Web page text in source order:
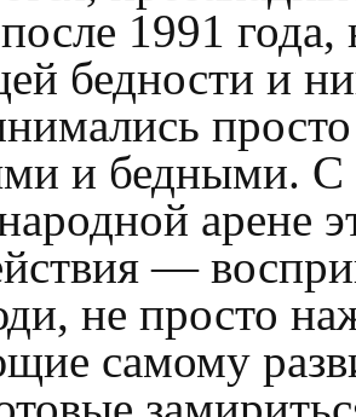
после 1991
бедности и
и бедными. С
арене
—
не просто
самому